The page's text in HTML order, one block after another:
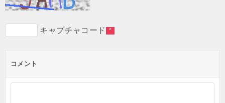
キャプチャコード *
コメント